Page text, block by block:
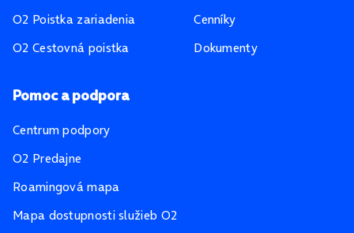
O2 Poistka zariadenia
O2 Cestovná poistka
Cenníky
Dokumenty
Pomoc a podpora
Centrum podpory
O2 Predajne
Roamingová mapa
Mapa dostupnosti služieb O2